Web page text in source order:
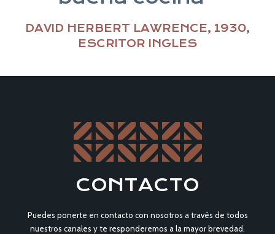
DAVID HERBERT LAWRENCE, 1930,
ESCRITOR INGLES
CONTACTO
Puedes ponerte en contacto con nosotros a través de todos
nuestros canales y te responderemos a la mayor brevedad.